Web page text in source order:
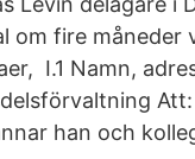
om fire
I.1 Namn,
han och